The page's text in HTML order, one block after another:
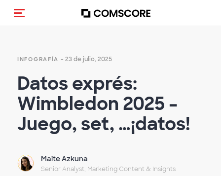
Activar navegación
INFOGRAFÍA - 23 de julio, 2025
Datos exprés:
Wimbledon 2025 –
Juego, set, …¡datos!
Maite Azkuna
Senior Analyst, Marketing Content & Insights